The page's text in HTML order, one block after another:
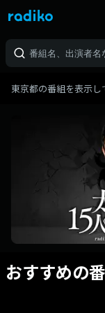
東京都の番組を表示し
おすすめの